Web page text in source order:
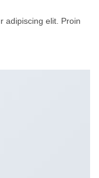
adipiscing elit. Proin